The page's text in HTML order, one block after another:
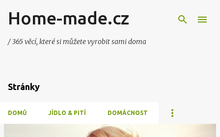
Přeskočit na hlavní obsah
Home-made.cz
/ 365 věcí, které si můžete vyrobit sami doma
Stránky
DOMŮ JÍDLO & PITÍ DOMÁCNOST